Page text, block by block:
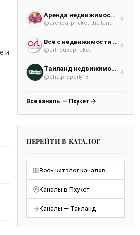
и
Аренда недвижимости на Пхукете
@arenda_phuket_thailand
Всё о недвижимости на Пхукете | Art House Group
@arthousephuket
Таиланд недвижимость | аренда | продажа | Паттайя Бангкок Самуи Пхукет
@chatproperty18
Все каналы — Пхукет
ПЕРЕЙТИ В КАТАЛОГ
Весь каталог каналов
Каналы в Пхукет
Каналы — Таиланд